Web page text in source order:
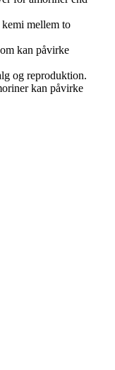
mellem to
kan påvirke
og reproduktion.
kan påvirke